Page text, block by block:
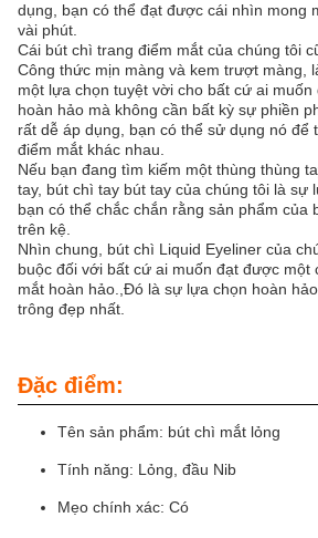
dụng, bạn có thể đạt được cái nhìn mong
vài phút.
Cái bút chì trang điểm mắt của chúng tôi
Công thức mịn màng và kem trượt màng,
một lựa chọn tuyệt vời cho bất cứ ai
hoàn hảo mà không cần bất kỳ sự phiền
rất dễ áp dụng, bạn có thể sử dụng nó để
điểm mắt khác nhau.
Nếu bạn đang tìm kiếm một thùng thùng
tay, bút chì tay bút tay của chúng tôi là sự
bạn có thể chắc chắn rằng sản phẩm của
trên kệ.
Nhìn chung, bút chì Liquid Eyeliner của
buộc đối với bất cứ ai muốn đạt được một
mắt hoàn hảo.,Đó là sự lựa chọn hoàn
trông đẹp nhất.
Đặc điểm:
Tên sản phẩm: bút chì mắt lỏng
Tính năng: Lỏng, đầu Nib
Mẹo chính xác: Có